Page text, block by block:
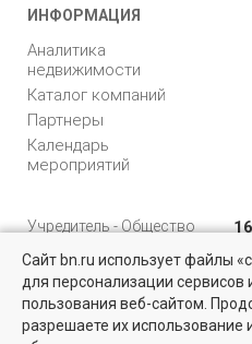
ИНФОРМАЦИЯ
Аналитика
недвижимости
Каталог компаний
Партнеры
Календарь
мероприятий
Учредитель - Общество
ответственностью
"Управляющая
компания "Бюллетень
недвижимости"
Сайт bn.ru использует файлы
для персонализации
пользования веб-сайтом.
разрешаете их использование